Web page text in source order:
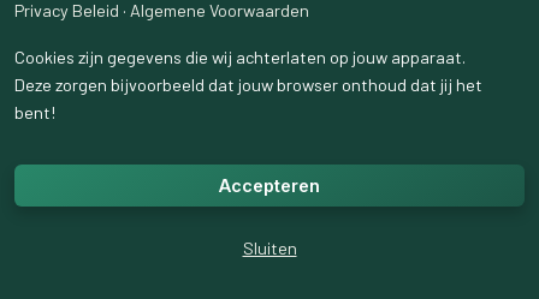
Privacy Beleid · Algemene Voorwaarden
Cookies zijn gegevens die wij achterlaten op jouw apparaat.
Deze zorgen bijvoorbeeld dat jouw browser onthoud dat jij het
bent!
Accepteren
Sluiten